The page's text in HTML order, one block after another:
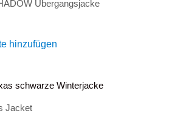
Übergangsjacke
hinzufügen
Jacket